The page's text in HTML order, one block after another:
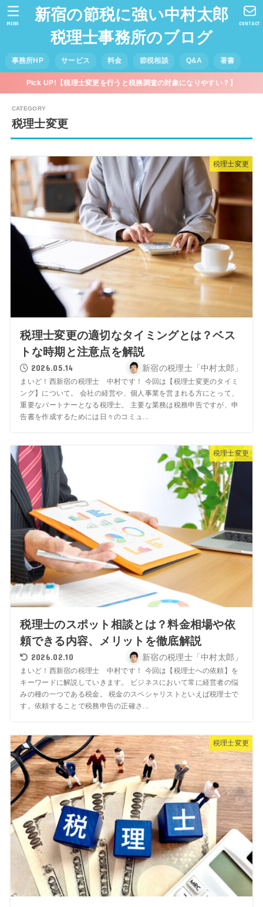
新宿の節税に強い中村太郎
税理士事務所のブログ
事務所HP サービス 料金 節税相談 Q&A 著書
CONTACT
MENU
Pick UP!【税理士変更を行うと税務調査の対象になりやすい？】
税理士変更
税理士変更
税理士変更の適切なタイミングとは？ベス
トな時期と注意点を解説
2026.05.14 新宿の税理士「中村太郎」
まいど！西新宿の税理士 中村です！ 今回は【税理士変更のタイミ
ング】について。 会社の経営や、個人事業を営まれる方にとって、
重要なパートナーとなる税理士。 主要な業務は税務申告ですが、申
告書を作成するためには日々のコミュ...
税理士変更
税理士のスポット相談とは？料金相場や依
頼できる内容、メリットを徹底解説
2026.02.10 新宿の税理士「中村太郎」
まいど！西新宿の税理士 中村です！ 今回は【税理士への依頼】を
キーワードに解説していきます。 ビジネスにおいて常に経営者の悩
みの種の一つである税金。 税金のスペシャリストといえば税理士で
す。依頼することで税務申告の正確さ...
税理士変更